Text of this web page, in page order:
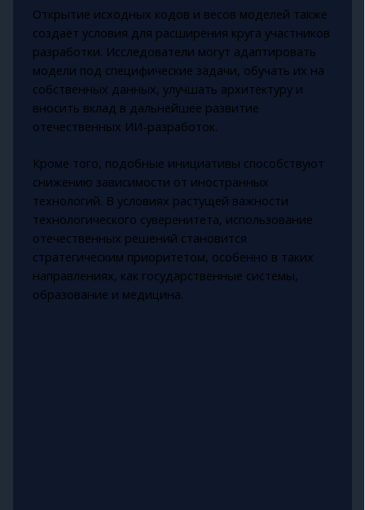
Открытие исходных кодов и весов моделей также
создаёт условия для расширения круга участников
разработки. Исследователи могут адаптировать
модели под специфические задачи, обучать их на
собственных данных, улучшать архитектуру и
вносить вклад в дальнейшее развитие
отечественных ИИ-разработок.
Кроме того, подобные инициативы способствуют
снижению зависимости от иностранных
технологий. В условиях растущей важности
технологического суверенитета, использование
отечественных решений становится
стратегическим приоритетом, особенно в таких
направлениях, как государственные системы,
образование и медицина.